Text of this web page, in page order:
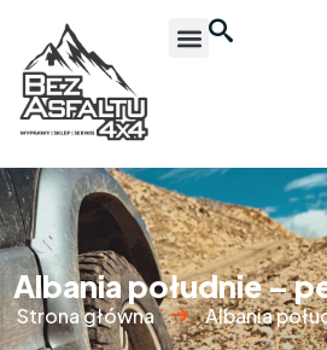
Albania południe –
Strona główna Albania